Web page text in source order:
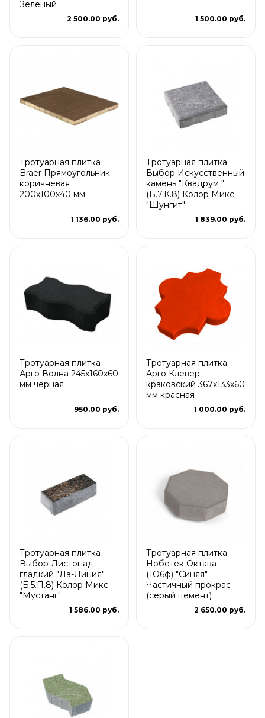
Зеленый
2 500.00 руб. 1 500.00 руб.
Тротуарная плитка
Braer Прямоугольник
коричневая
200х100х40 мм
1 136.00 руб.
Тротуарная плитка
Выбор Искусственный
камень "Квадрум "
(Б.7.К.8) Колор Микс
"Шунгит"
1 839.00 руб.
Тротуарная плитка
Арго Волна 245x160x60
мм черная
950.00 руб.
Тротуарная плитка
Арго Клевер
краковский 367x133x60
мм красная
1 000.00 руб.
Тротуарная плитка
Выбор Листопад
гладкий "Ла-Линия"
(Б.5.П.8) Колор Микс
"Мустанг"
1 586.00 руб.
Тротуарная плитка
Нобетек Октава
(1О6ф) "Синяя"
Частичный прокрас
(серый цемент)
2 650.00 руб.